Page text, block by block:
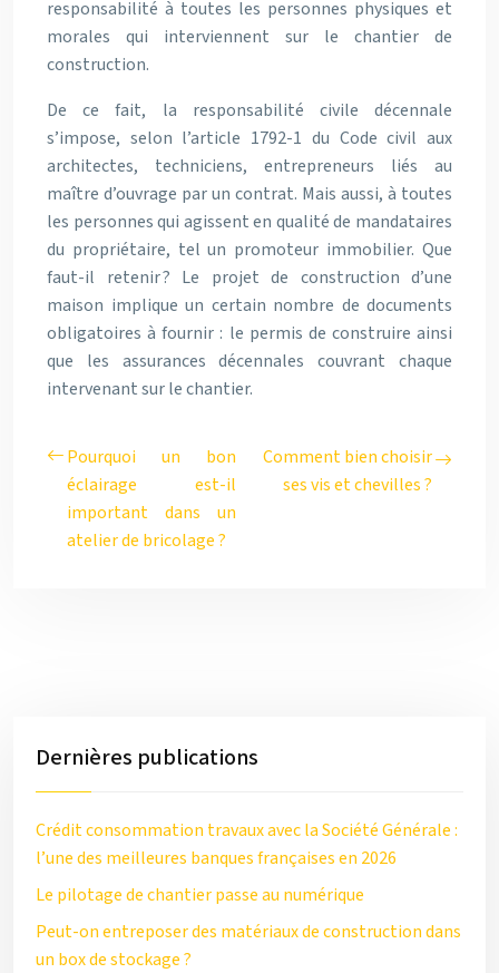
responsabilité à toutes les personnes physiques et
morales qui interviennent sur le chantier de
construction.
De ce fait, la responsabilité civile décennale
s’impose, selon l’article 1792-1 du Code civil aux
architectes, techniciens, entrepreneurs liés au
maître d’ouvrage par un contrat. Mais aussi, à toutes
les personnes qui agissent en qualité de mandataires
du propriétaire, tel un promoteur immobilier. Que
faut-il retenir ? Le projet de construction d’une
maison implique un certain nombre de documents
obligatoires à fournir : le permis de construire ainsi
que les assurances décennales couvrant chaque
intervenant sur le chantier.
Pourquoi un bon
éclairage est-il
important dans un
atelier de bricolage ?
Comment bien choisir
ses vis et chevilles ?
Dernières publications
Crédit consommation travaux avec la Société Générale :
l’une des meilleures banques françaises en 2026
Le pilotage de chantier passe au numérique
Peut-on entreposer des matériaux de construction dans
un box de stockage ?